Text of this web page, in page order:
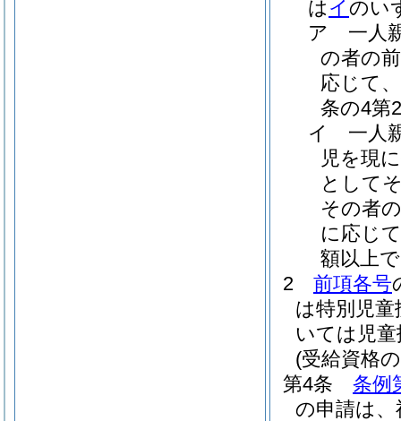
は イ のい
ア
一人
の者の
応じて
条の4第
イ
一人
児を現
として
その者
に応じ
額以上
2
前項各号
は特別児
いては児
(受給資格
第4条
条例
の申請は、